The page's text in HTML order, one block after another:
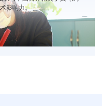
影响力。